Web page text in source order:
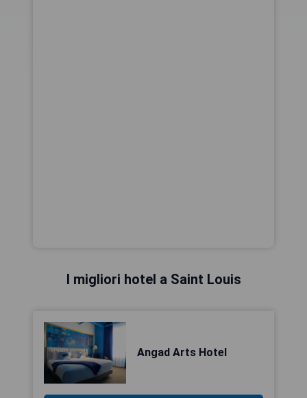
I migliori hotel a Saint Louis
Angad Arts Hotel